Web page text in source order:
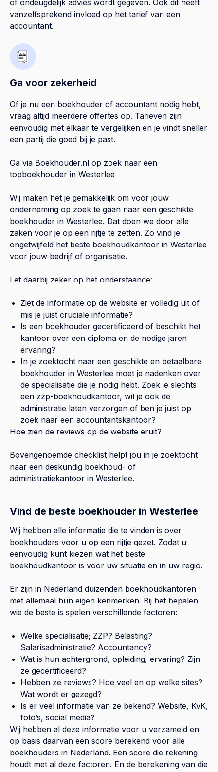
of ondeugdelijk advies wordt gegeven. Ook dit heeft
vanzelfsprekend invloed op het tarief van een
accountant.
Ga voor zekerheid
Of je nu een boekhouder of accountant nodig hebt,
vraag altijd meerdere offertes op. Tarieven zijn
eenvoudig met elkaar te vergelijken en je vindt sneller
een partij die goed bij je past.
Ga via Boekhouder.nl op zoek naar een
topboekhouder in Westerlee
Wij maken het je gemakkelijk om voor jouw
onderneming op zoek te gaan naar een geschikte
boekhouder in Westerlee. Dat doen we door alle
zaken voor je op een rijtje te zetten. Zo vind je
ongetwijfeld het beste boekhoudkantoor in Westerlee
voor jouw bedrijf of organisatie.
Let daarbij zeker op het onderstaande:
Ziet de informatie op de website er volledig uit of
mis je juist cruciale informatie?
Is een boekhouder gecertificeerd of beschikt het
kantoor over een diploma en de nodige jaren
ervaring?
In je zoektocht naar een geschikte en betaalbare
boekhouder in Westerlee moet je nadenken over
de specialisatie die je nodig hebt. Zoek je slechts
een zzp-boekhoudkantoor, wil je ook de
administratie laten verzorgen of ben je juist op
zoek naar een accountantskantoor?
Hoe zien de reviews op de website eruit?
Bovengenoemde checklist helpt jou in je zoektocht
naar een deskundig boekhoud- of
administratiekantoor in Westerlee.
Vind de beste boekhouder in Westerlee
Wij hebben alle informatie die te vinden is over
boekhouders voor u op een rijtje gezet. Zodat u
eenvoudig kunt kiezen wat het beste
boekhoudkantoor is voor uw situatie en in uw regio.
Er zijn in Nederland duizenden boekhoudkantoren
met allemaal hun eigen kenmerken. Bij het bepalen
wie de beste is spelen verschillende factoren:
Welke specialisatie; ZZP? Belasting?
Salarisadministratie? Accountancy?
Wat is hun achtergrond, opleiding, ervaring? Zijn
ze gecertificeerd?
Hebben ze reviews? Hoe veel en op welke sites?
Wat wordt er gezegd?
Is er veel informatie van ze bekend? Website, KvK,
foto’s, social media?
Wij hebben al deze informatie voor u verzameld en
op basis daarvan een score berekend voor alle
boekhouders in Nederland. Een score die rekening
houdt met al deze factoren. En de berekening van die